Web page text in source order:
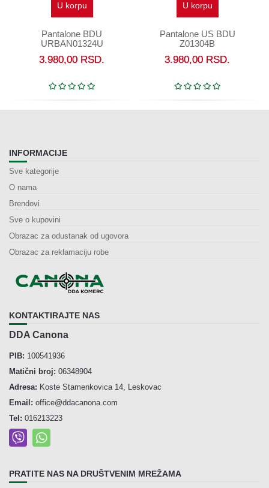
U korpu
Pantalone BDU
URBAN01324U
3.980,00 RSD.
U korpu
Pantalone US BDU
Z01304B
3.980,00 RSD.
INFORMACIJE
Sve kategorije
O nama
Brendovi
Sve o kupovini
Obrazac za odustanak od ugovora
Obrazac za reklamaciju robe
KONTAKTIRAJTE NAS
DDA Canona
PIB: 100541936
Matični broj: 06348904
Adresa: Koste Stamenkovica 14, Leskovac
Email: office@ddacanona.com
Tel: 016213223
PRATITE NAS NA DRUŠTVENIM MREŽAMA